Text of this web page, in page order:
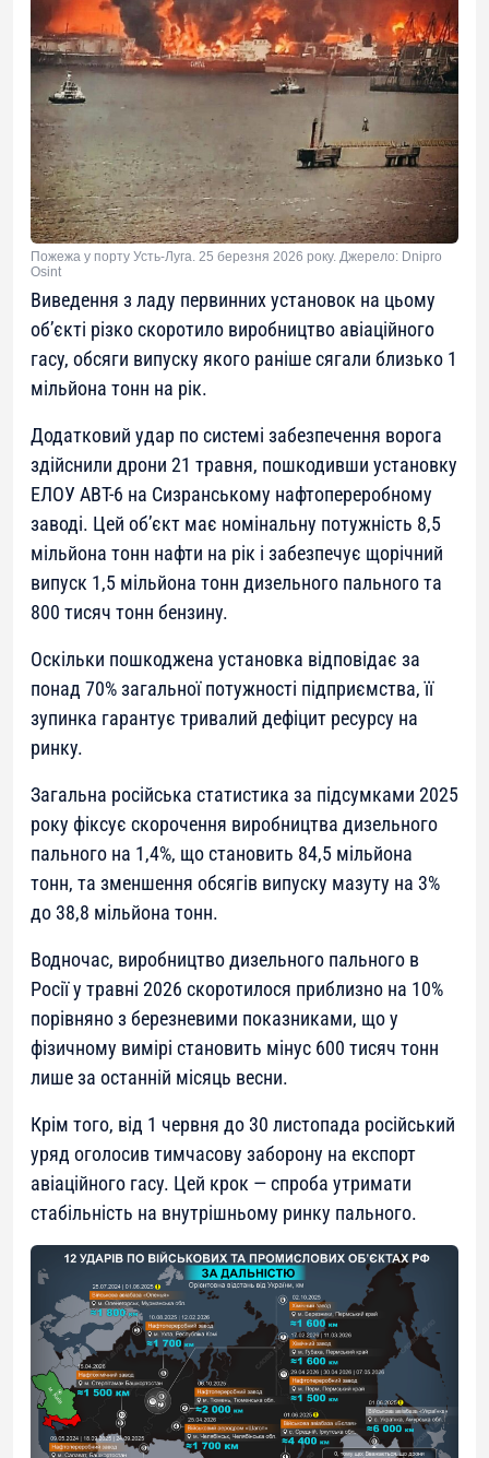
Пожежа у порту Усть-Луга. 25 березня 2026 року. Джерело: Dnipro
Osint
Виведення з ладу первинних установок на цьому
об’єкті різко скоротило виробництво авіаційного
гасу, обсяги випуску якого раніше сягали близько 1
мільйона тонн на рік.
Додатковий удар по системі забезпечення ворога
здійснили дрони 21 травня, пошкодивши установку
ЕЛОУ АВТ-6 на Сизранському нафтопереробному
заводі. Цей об’єкт має номінальну потужність 8,5
мільйона тонн нафти на рік і забезпечує щорічний
випуск 1,5 мільйона тонн дизельного пального та
800 тисяч тонн бензину.
Оскільки пошкоджена установка відповідає за
понад 70% загальної потужності підприємства, її
зупинка гарантує тривалий дефіцит ресурсу на
ринку.
Загальна російська статистика за підсумками 2025
року фіксує скорочення виробництва дизельного
пального на 1,4%, що становить 84,5 мільйона
тонн, та зменшення обсягів випуску мазуту на 3%
до 38,8 мільйона тонн.
Водночас, виробництво дизельного пального в
Росії у травні 2026 скоротилося приблизно на 10%
порівняно з березневими показниками, що у
фізичному вимірі становить мінус 600 тисяч тонн
лише за останній місяць весни.
Крім того, від 1 червня до 30 листопада російський
уряд оголосив тимчасову заборону на експорт
авіаційного гасу. Цей крок — спроба утримати
стабільність на внутрішньому ринку пального.